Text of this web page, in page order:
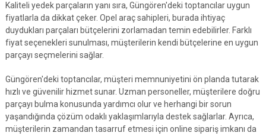
Kaliteli yedek parçaların yanı sıra, Güngören'deki toptancılar uygun
fiyatlarla da dikkat çeker. Opel araç sahipleri, burada ihtiyaç
duydukları parçaları bütçelerini zorlamadan temin edebilirler. Farklı
fiyat seçenekleri sunulması, müşterilerin kendi bütçelerine en uygun
parçayı seçmelerini sağlar.
Güngören'deki toptancılar, müşteri memnuniyetini ön planda tutarak
hızlı ve güvenilir hizmet sunar. Uzman personeller, müşterilere doğru
parçayı bulma konusunda yardımcı olur ve herhangi bir sorun
yaşandığında çözüm odaklı yaklaşımlarıyla destek sağlarlar. Ayrıca,
müşterilerin zamandan tasarruf etmesi için online sipariş imkanı da